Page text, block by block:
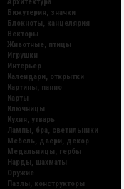
Бижутерия, значки
Блокноты, канцелярия
Векторы
Животные, птицы
Игрушки
Интерьер
Календари, открытки
Картины, панно
Карты
Ключницы
Кухня, утварь
Лампы, бра, светильники
Мебель, двери, декор
Медальницы, гербы
Нарды, шахматы
Оружие
Пазлы, конструкторы